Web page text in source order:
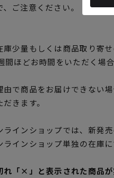
ご注意ください。
少量もしくは商品取り寄せ
間ほどお時間をいただく場
由で商品をお届けできない
きます。
ラインショップでは、新発
インショップ単独の在庫
れ「×」と表示された商品